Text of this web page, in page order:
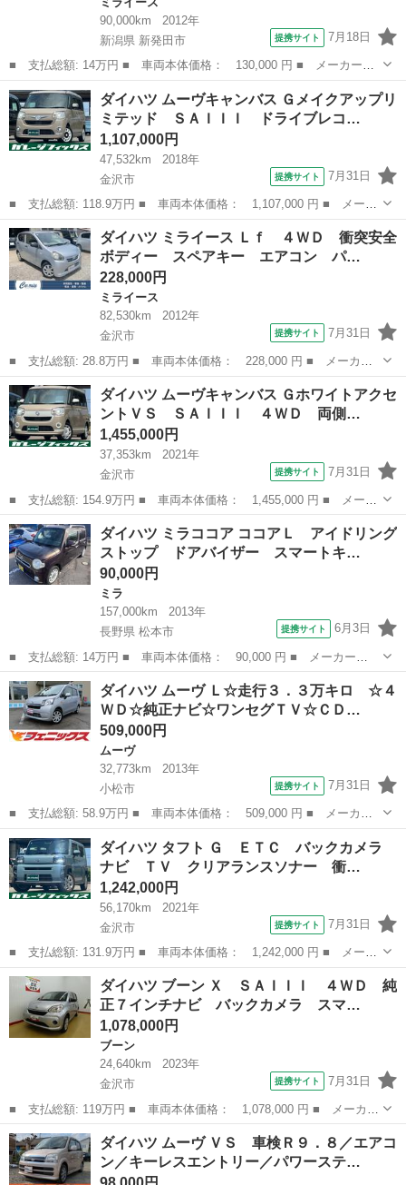
90,000km
2012年
新潟県 新発田市
提携サイト 7月18日
■ 支払総額: 14万円 ■ 車両本体価格： 130,000 円 ■ メーカー
名： ダイハツ ■ 車種名： ミライース ■ グレード名： Ｇｆ
４ＷＤ 車検令和９年５月迄 ■ 排気量： 660cc ■ ドア枚
数： 5D...
新潟 新発田市
ダイハツ ムーヴキャンバス Ｇメイクアップリ
ミテッド ＳＡＩＩＩ ドライブレコ…
1,107,000円
47,532km
2018年
金沢市
提携サイト 7月31日
■ 支払総額: 118.9万円 ■ 車両本体価格： 1,107,000 円 ■ メーカ
ー名： ダイハツ ■ 車種名： ムーヴキャンバス ■ グレード
名： Ｇメイクアップリミテッド ＳＡＩＩＩ ドライブレコーダ
ー ＥＴＣ バ...
石川 金沢市 ダイハツ
ダイハツ ミライース Ｌｆ ４ＷＤ 衝突安全
ボディー スペアキー エアコン パ…
228,000円
ミライース
82,530km
2012年
金沢市
提携サイト 7月31日
■ 支払総額: 28.8万円 ■ 車両本体価格： 228,000 円 ■ メーカー
名： ダイハツ ■ 車種名： ミライース ■ グレード名： Ｌｆ
４ＷＤ 衝突安全ボディー スペアキー エアコン パワステ パワ
ーウィンド ...
石川 金沢市 ミライース
ダイハツ ムーヴキャンバス Ｇホワイトアクセ
ントＶＳ ＳＡＩＩＩ ４ＷＤ 両側…
1,455,000円
37,353km
2021年
金沢市
提携サイト 7月31日
■ 支払総額: 154.9万円 ■ 車両本体価格： 1,455,000 円 ■ メーカ
ー名： ダイハツ ■ 車種名： ムーヴキャンバス ■ グレード
名： ＧホワイトアクセントＶＳ ＳＡＩＩＩ ４ＷＤ 両側スライ
ドドア 衝突...
石川 金沢市 ダイハツ
ダイハツ ミラココア ココアＬ アイドリング
ストップ ドアバイザー スマートキ…
90,000円
ミラ
157,000km
2013年
長野県 松本市
提携サイト 6月3日
■ 支払総額: 14万円 ■ 車両本体価格： 90,000 円 ■ メーカー
名： ダイハツ ■ 車種名： ミラココア ■ グレード名： ココア
Ｌ アイドリングストップ ドアバイザー スマートキー ■ 排気
量： 660cc ...
長野 松本市 ミラ
ダイハツ ムーヴ Ｌ☆走行３．３万キロ ☆４
ＷＤ☆純正ナビ☆ワンセグＴＶ☆ＣＤ…
509,000円
ムーヴ
32,773km
2013年
小松市
提携サイト 7月31日
■ 支払総額: 58.9万円 ■ 車両本体価格： 509,000 円 ■ メーカー
名： ダイハツ ■ 車種名： ムーヴ ■ グレード名： Ｌ☆走行
３．３万キロ ☆４ＷＤ☆純正ナビ☆ワンセグＴＶ☆ＣＤ☆バックカ
メラ☆キーレス...
石川 小松市 ムーヴ
ダイハツ タフト Ｇ ＥＴＣ バックカメラ
ナビ ＴＶ クリアランスソナー 衝…
1,242,000円
56,170km
2021年
金沢市
提携サイト 7月31日
■ 支払総額: 131.9万円 ■ 車両本体価格： 1,242,000 円 ■ メーカ
ー名： ダイハツ ■ 車種名： タフト ■ グレード名： Ｇ ＥＴ
Ｃ バックカメラ ナビ ＴＶ クリアランスソナー 衝突被害軽減
システム...
石川 金沢市 ダイハツ
ダイハツ ブーン Ｘ ＳＡＩＩＩ ４ＷＤ 純
正７インチナビ バックカメラ スマ…
1,078,000円
ブーン
24,640km
2023年
金沢市
提携サイト 7月31日
■ 支払総額: 119万円 ■ 車両本体価格： 1,078,000 円 ■ メーカー
名： ダイハツ ■ 車種名： ブーン ■ グレード名： Ｘ ＳＡＩ
ＩＩ ４ＷＤ 純正７インチナビ バックカメラ スマアシ マニュ
アルエアコ...
石川 金沢市 ブーン
ダイハツ ムーヴ ＶＳ 車検Ｒ９．８／エアコ
ン／キーレスエントリー／パワーステ…